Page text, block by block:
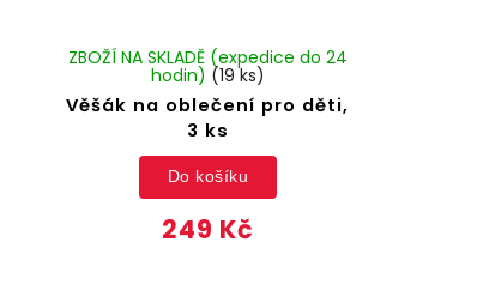
Věšák na oblečení pro děti,
3 ks
ZBOŽÍ NA SKLADĚ (expedice do 24
hodin) (19 ks)
249 Kč
Do košíku